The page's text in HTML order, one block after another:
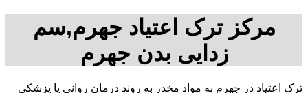
مرکز ترک اعتیاد جهرم,سم
زدایی بدن جهرم
ترک اعتیاد در جهرم به مواد مخدر به روند درمان روانی یا پزشکی